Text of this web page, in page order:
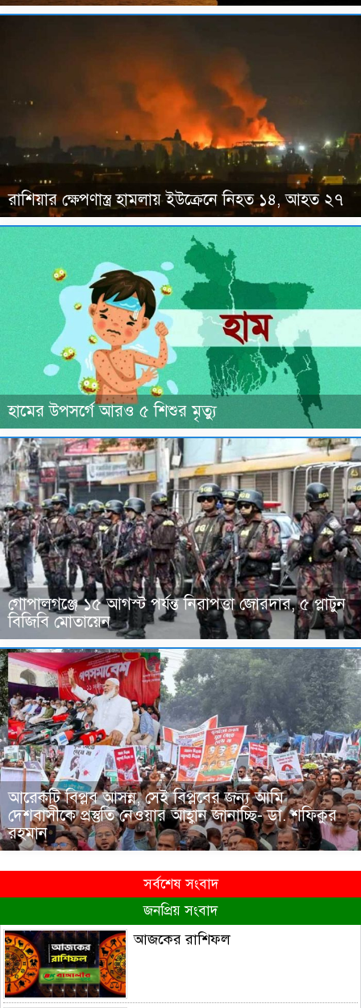
রাশিয়ার ক্ষেপণাস্ত্র হামলায় ইউক্রেনে নিহত ১৪, আহত ২৭
হামের উপসর্গে আরও ৫ শিশুর মৃত্যু
গোপালগঞ্জে ১৫ আগস্ট পর্যন্ত নিরাপত্তা জোরদার, ৫ প্লাটুন
বিজিবি মোতায়েন
আরেকটি বিপ্লব আসন্ন, সেই বিপ্লবের জন্য আমি
দেশবাসীকে প্রস্তুতি নেওয়ার আহ্বান জানাচ্ছি- ডা. শফিকুর
রহমান
সর্বশেষ সংবাদ
জনপ্রিয় সংবাদ
আজকের রাশিফল